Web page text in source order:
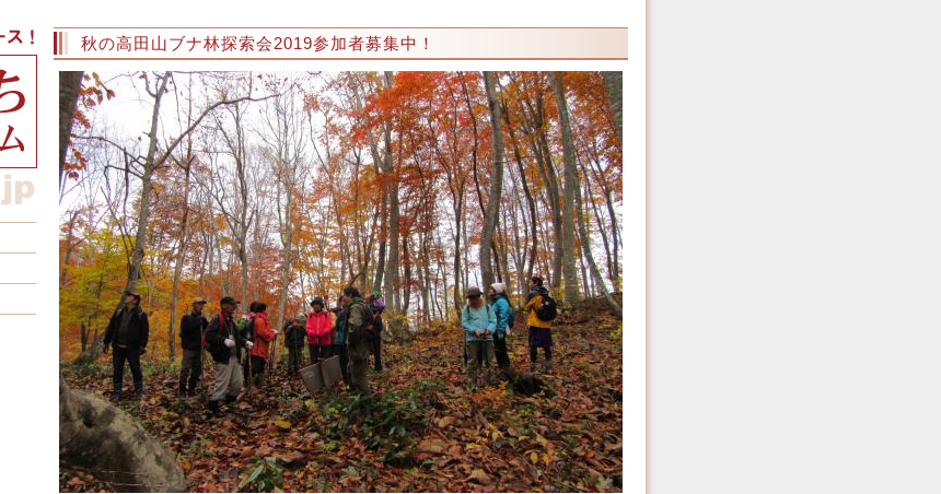
秋の高田山ブナ林探索会2019参加者募集中！